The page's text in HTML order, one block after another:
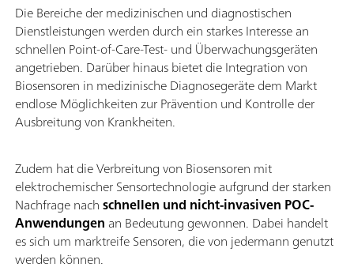
Die Bereiche der medizinischen und diagnostischen
Dienstleistungen werden durch ein starkes Interesse an
schnellen Point-of-Care-Test- und Überwachungsgeräten
angetrieben. Darüber hinaus bietet die Integration von
Biosensoren in medizinische Diagnosegeräte dem Markt
endlose Möglichkeiten zur Prävention und Kontrolle der
Ausbreitung von Krankheiten.
Zudem hat die Verbreitung von Biosensoren mit
elektrochemischer Sensortechnologie aufgrund der starken
Nachfrage nachschnellen und nicht-invasiven POC-
Anwendungen an Bedeutung gewonnen. Dabei handelt
es sich um marktreife Sensoren, die von jedermann genutzt
werden können.